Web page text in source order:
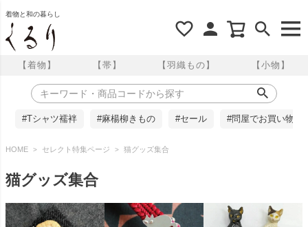
着物と和の暮らし
【着物】 【帯】 【羽織もの】 【小物】
#Tシャツ襦袢 #麻楊柳きもの #セール #問屋でお買い物
HOME セレクト特集ページ 猫グッズ集合
猫グッズ集合